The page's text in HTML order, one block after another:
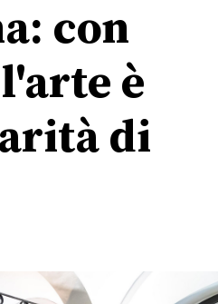
con
è
di